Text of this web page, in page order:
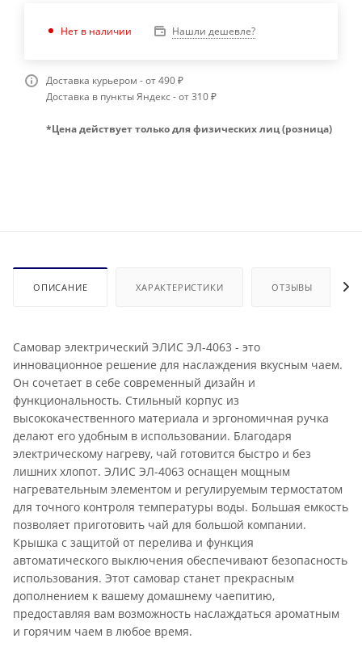
Нет в наличии Нашли дешевле?
Доставка курьером - от 490 ₽
Доставка в пункты Яндекс - от 310 ₽
*Цена действует только для физических лиц (розница)
ОПИСАНИЕ ХАРАКТЕРИСТИКИ ОТЗЫВЫ
Самовар электрический ЭЛИС ЭЛ-4063 - это
инновационное решение для наслаждения вкусным чаем.
Он сочетает в себе современный дизайн и
функциональность. Стильный корпус из
высококачественного материала и эргономичная ручка
делают его удобным в использовании. Благодаря
электрическому нагреву, чай готовится быстро и без
лишних хлопот. ЭЛИС ЭЛ-4063 оснащен мощным
нагревательным элементом и регулируемым термостатом
для точного контроля температуры воды. Большая емкость
позволяет приготовить чай для большой компании.
Крышка с защитой от перелива и функция
автоматического выключения обеспечивают безопасность
использования. Этот самовар станет прекрасным
дополнением к вашему домашнему чаепитию,
предоставляя вам возможность наслаждаться ароматным
и горячим чаем в любое время.